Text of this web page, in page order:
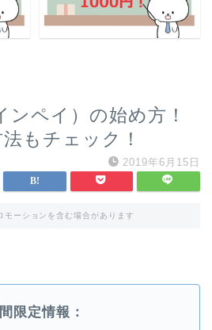
ンペイ）の始め方！
もチェック！
2019年6月15日
モーションを含む場合があります
限定情報：